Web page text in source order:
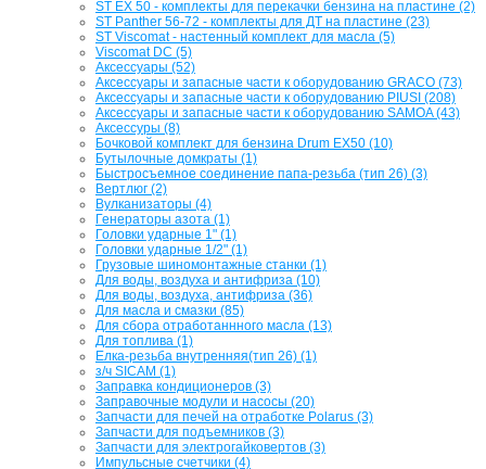
ST EX 50 - комплекты для перекачки бензина на пластине (2)
ST Panther 56-72 - комплекты для ДТ на пластине (23)
ST Viscomat - настенный комплект для масла (5)
Viscomat DC (5)
Аксессуары (52)
Аксессуары и запасные части к оборудованию GRACO (73)
Аксессуары и запасные части к оборудованию PIUSI (208)
Аксессуары и запасные части к оборудованию SAMOA (43)
Аксессуры (8)
Бочковой комплект для бензина Drum EX50 (10)
Бутылочные домкраты (1)
Быстросъемное соединение папа-резьба (тип 26) (3)
Вертлюг (2)
Вулканизаторы (4)
Генераторы азота (1)
Головки ударные 1" (1)
Головки ударные 1/2" (1)
Грузовые шиномонтажные станки (1)
Для воды, воздуха и антифриза (10)
Для воды, воздуха, антифриза (36)
Для масла и смазки (85)
Для сбора отработаннного масла (13)
Для топлива (1)
Елка-резьба внутренняя(тип 26) (1)
з/ч SICAM (1)
Заправка кондиционеров (3)
Заправочные модули и насосы (20)
Запчасти для печей на отработке Polarus (3)
Запчасти для подъемников (3)
Запчасти для электрогайковертов (3)
Импульсные счетчики (4)